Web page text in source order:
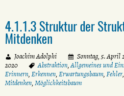
4.1.1.3 Struktur der
Mitdenken
Joachim Adolphi Sonntag, 5. April
2020
Abstraktion,Allgemeines und
Erinnern, Erkennen, Erwartungsbaum, Fehler,
Mitdenken, Möglichkeitsbaum